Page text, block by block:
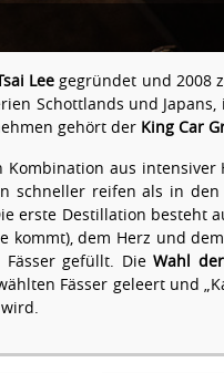
Lee gegründet und 2008
Schottlands und
gehört der King Car
aus intensiver
schneller reifen als in den
erste Destillation besteht
dem Herz und
Fässer gefüllt. DieWahl
Fässer geleert und